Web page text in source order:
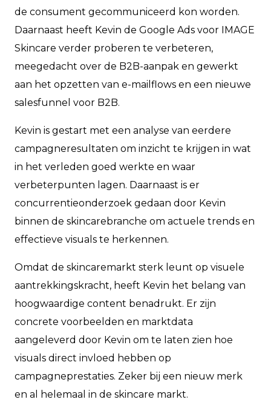
de consument gecommuniceerd kon worden.
Daarnaast heeft Kevin de Google Ads voor IMAGE
Skincare verder proberen te verbeteren,
meegedacht over de B2B-aanpak en gewerkt
aan het opzetten van e-mailflows en een nieuwe
salesfunnel voor B2B.
Kevin is gestart met een analyse van eerdere
campagneresultaten om inzicht te krijgen in wat
in het verleden goed werkte en waar
verbeterpunten lagen. Daarnaast is er
concurrentieonderzoek gedaan door Kevin
binnen de skincarebranche om actuele trends en
effectieve visuals te herkennen.
Omdat de skincaremarkt sterk leunt op visuele
aantrekkingskracht, heeft Kevin het belang van
hoogwaardige content benadrukt. Er zijn
concrete voorbeelden en marktdata
aangeleverd door Kevin om te laten zien hoe
visuals direct invloed hebben op
campagneprestaties. Zeker bij een nieuw merk
en al helemaal in de skincare markt.